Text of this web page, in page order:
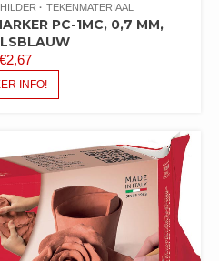
TEKENMATERIAAL
PC-1MC, 0,7 MM,
€2,67
INFO!